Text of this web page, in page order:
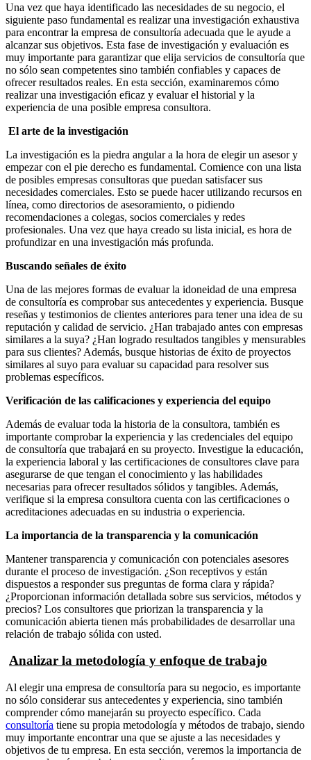
Una vez que haya identificado las necesidades de su negocio, el
siguiente paso fundamental es realizar una investigación exhaustiva
para encontrar la empresa de consultoría adecuada que le ayude a
alcanzar sus objetivos. Esta fase de investigación y evaluación es
muy importante para garantizar que elija servicios de consultoría que
no sólo sean competentes sino también confiables y capaces de
ofrecer resultados reales. En esta sección, examinaremos cómo
realizar una investigación eficaz y evaluar el historial y la
experiencia de una posible empresa consultora.
El arte de la investigación
La investigación es la piedra angular a la hora de elegir un asesor y
empezar con el pie derecho es fundamental. Comience con una lista
de posibles empresas consultoras que puedan satisfacer sus
necesidades comerciales. Esto se puede hacer utilizando recursos en
línea, como directorios de asesoramiento, o pidiendo
recomendaciones a colegas, socios comerciales y redes
profesionales. Una vez que haya creado su lista inicial, es hora de
profundizar en una investigación más profunda.
Buscando señales de éxito
Una de las mejores formas de evaluar la idoneidad de una empresa
de consultoría es comprobar sus antecedentes y experiencia. Busque
reseñas y testimonios de clientes anteriores para tener una idea de su
reputación y calidad de servicio. ¿Han trabajado antes con empresas
similares a la suya? ¿Han logrado resultados tangibles y mensurables
para sus clientes? Además, busque historias de éxito de proyectos
similares al suyo para evaluar su capacidad para resolver sus
problemas específicos.
Verificación de las calificaciones y experiencia del equipo
Además de evaluar toda la historia de la consultora, también es
importante comprobar la experiencia y las credenciales del equipo
de consultoría que trabajará en su proyecto. Investigue la educación,
la experiencia laboral y las certificaciones de consultores clave para
asegurarse de que tengan el conocimiento y las habilidades
necesarias para ofrecer resultados sólidos y tangibles. Además,
verifique si la empresa consultora cuenta con las certificaciones o
acreditaciones adecuadas en su industria o experiencia.
La importancia de la transparencia y la comunicación
Mantener transparencia y comunicación con potenciales asesores
durante el proceso de investigación. ¿Son receptivos y están
dispuestos a responder sus preguntas de forma clara y rápida?
¿Proporcionan información detallada sobre sus servicios, métodos y
precios? Los consultores que priorizan la transparencia y la
comunicación abierta tienen más probabilidades de desarrollar una
relación de trabajo sólida con usted.
Analizar la metodología y enfoque de trabajo
Al elegir una empresa de consultoría para su negocio, es importante
no sólo considerar sus antecedentes y experiencia, sino también
comprender cómo manejarán su proyecto específico. Cada
consultoría tiene su propia metodología y métodos de trabajo, siendo
muy importante encontrar una que se ajuste a las necesidades y
objetivos de tu empresa. En esta sección, veremos la importancia de